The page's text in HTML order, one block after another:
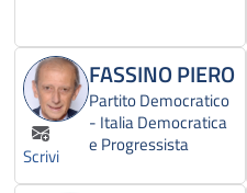
Scrivi
FASSINO PIERO
Partito Democratico
- Italia Democratica
e Progressista